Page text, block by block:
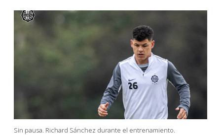
Sin pausa. Richard Sánchez durante el entrenamiento.